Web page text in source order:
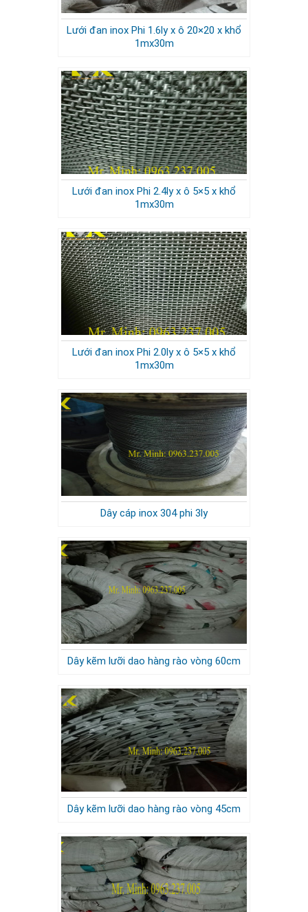
Lưới đan inox Phi 1.6ly x ô 20×20 x khổ
1mx30m
Lưới đan inox Phi 2.4ly x ô 5×5 x khổ
1mx30m
Lưới đan inox Phi 2.0ly x ô 5×5 x khổ
1mx30m
Dây cáp inox 304 phi 3ly
Dây kẽm lưỡi dao hàng rào vòng 60cm
Dây kẽm lưỡi dao hàng rào vòng 45cm